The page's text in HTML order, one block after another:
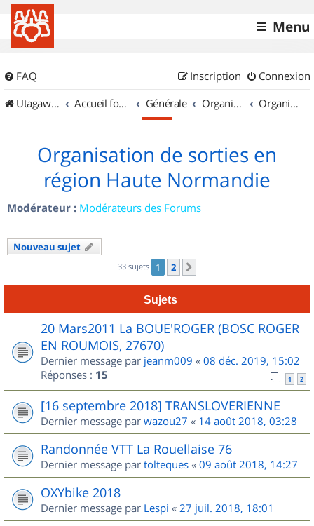
Menu
FAQ Connexion
Inscription
UtagawaVTT (Randos VTT et VTTAE avec traces GPS)
Accueil forum Générale Organisation de sorties & Recherche de partenaires Organisation de sorties en région Haute Normandie
Organisation de sorties en
région Haute Normandie
Modérateur : Modérateurs des Forums
Nouveau sujet
33 sujets 1 2
Sujets
20 Mars2011 La BOUE'ROGER (BOSC ROGER
EN ROUMOIS, 27670)
Dernier message par jeanm009 « 08 déc. 2019, 15:02
Réponses : 15 1 2
[16 septembre 2018] TRANSLOVERIENNE
Dernier message par wazou27 « 14 août 2018, 03:28
Randonnée VTT La Rouellaise 76
Dernier message par tolteques « 09 août 2018, 14:27
OXYbike 2018
Dernier message par Lespi « 27 juil. 2018, 18:01